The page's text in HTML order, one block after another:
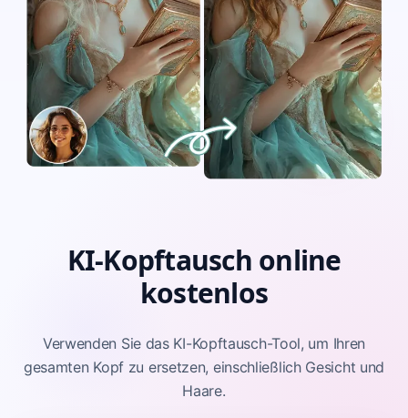
KI-Kopftausch online
kostenlos
Verwenden Sie das KI-Kopftausch-Tool, um Ihren
gesamten Kopf zu ersetzen, einschließlich Gesicht und
Haare.